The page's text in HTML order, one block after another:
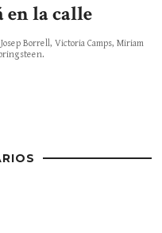
en la calle
Borrell, Victoria Camps, Miriam